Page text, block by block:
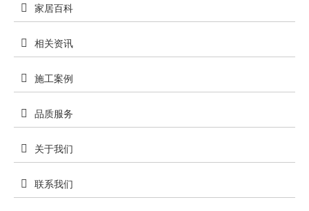
家居百科
相关资讯
施工案例
品质服务
关于我们
联系我们